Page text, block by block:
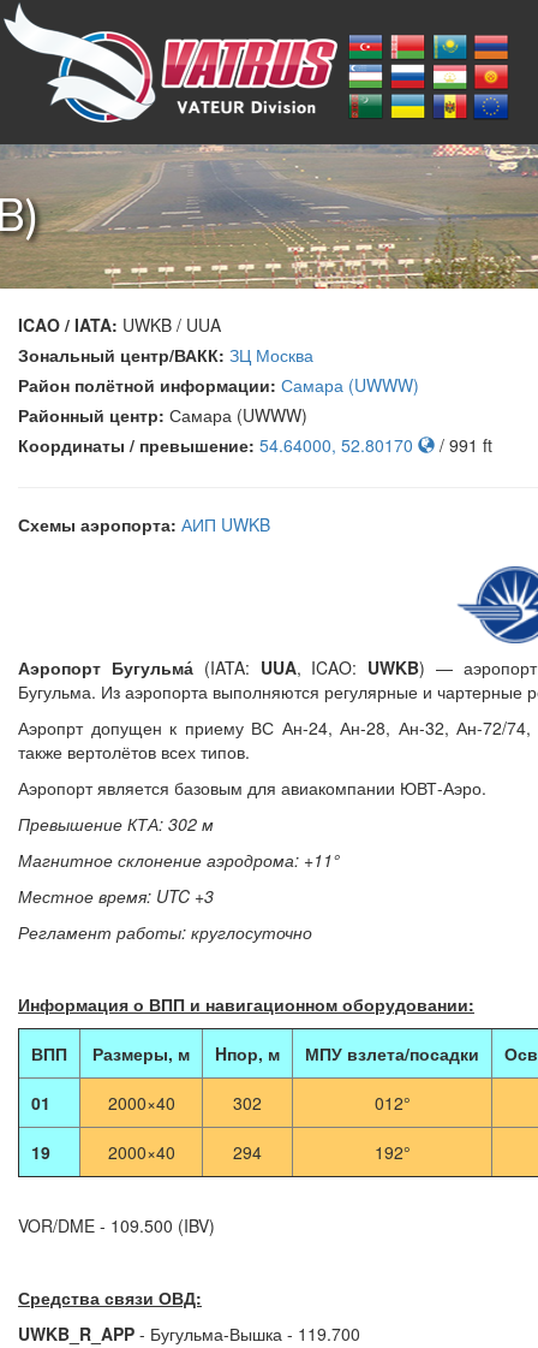
ICAO / IATA: UWKB / UUA
Зональный центр/ВАКК: ЗЦ Москва
Район полётной информации: Самара (UWWW)
Районный центр: Самара (UWWW)
Координаты / превышение: 54.64000, 52.80170 / 991 ft
Схемы аэропорта: АИП UWKB
Аэропорт Бугульма́(IATA: UUA, ICAO: UWKB) — аэропорт
Бугульма. Из аэропорта выполняются регулярные и чартерные
Аэропрт допущен к приему ВС Ан-24, Ан-28, Ан-32, Ан-72/
также вертолётов всех типов.
Аэропорт является базовым для авиакомпании ЮВТ-Аэро.
Превышение КТА: 302 м
Магнитное склонение аэродрома: +11°
Местное время: UTC +3
Регламент работы: круглосуточно
Информация о ВПП и навигационном оборудовании:
ВПП Размеры, м Hпор, м МПУ взлета/посадки
01 2000×40 302 012°
19 2000×40 294 192°
VOR/DME - 109.500 (IBV)
Средства связи ОВД:
UWKB_R_APP - Бугульма-Вышка - 119.700